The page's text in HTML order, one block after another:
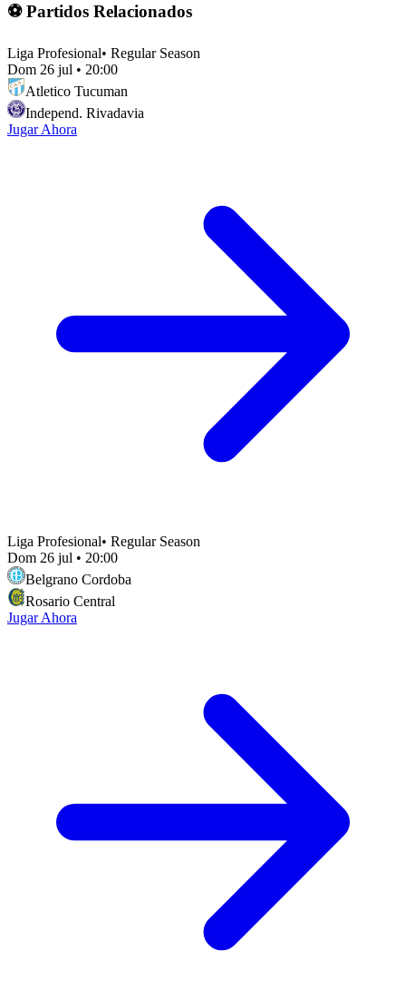
⚽ Partidos Relacionados
Liga Profesional• Regular Season
Dom 26 jul • 20:00
Atletico Tucuman
Independ. Rivadavia
Jugar Ahora
Liga Profesional• Regular Season
Dom 26 jul • 20:00
Belgrano Cordoba
Rosario Central
Jugar Ahora